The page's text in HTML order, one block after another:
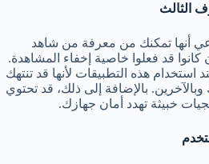
الثالث
أنها تمكنك من معرفة من شاهد
قد فعلوا خاصية إخفاء المشاهدة.
هذه التطبيقات لأنها قد تنتهك
بالإضافة إلى ذلك، قد تحتوي
خبيثة تهدد أمان جهازك.